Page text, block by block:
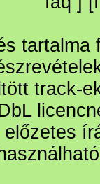
track-